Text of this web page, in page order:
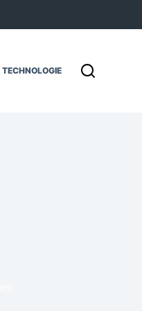
TECHNOLOGIE